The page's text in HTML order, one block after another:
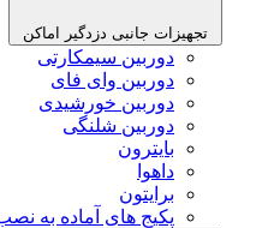
تجهیزات جانبی دزدگیر اماکن
دوربین سیمکارتی
دوربین وای فای
دوربین خورشیدی
دوربین شلنگی
بایترون
داهوا
برایتون
پکیج های آماده به